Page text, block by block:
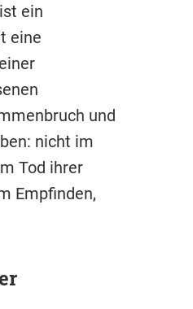
ein
eine
und
nicht im
Tod ihrer
Empfinden,